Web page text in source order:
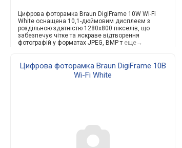
Цифрова фоторамка Braun DigiFrame 10W Wi-Fi
White оснащена 10,1-дюймовим дисплеєм з
роздільною здатністю 1280x800 пікселів, що
забезпечує чітке та яскраве відтворення
фотографій у форматах JPEG, BMP т еще→
Цифрова фоторамка Braun DigiFrame 10B
Wi-Fi White